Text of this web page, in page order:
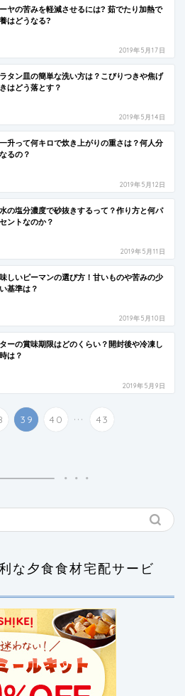
ヤの苦みを軽減させるには? 茹でたり加熱で
はどうなる?
2019年5月17日
タン皿の簡単な洗い方は？こびりつきや焦げ
はどう落とす？
2019年5月14日
升って何キロで炊き上がりの重さは？何人分
るの？
2019年5月12日
の塩分濃度で砂抜きするって？作り方と何パ
ントなのか？
2019年5月11日
しいピーマンの選び方！甘いものや苦みの少
基準は？
2019年5月10日
ーの賞味期限はどのくらい？開封後や冷凍し
は？
2019年5月9日
39 40 ... 43
な夕食食材宅配サービ